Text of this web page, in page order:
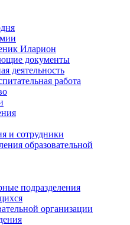
Иларион
документы
деятельность
работа
и сотрудники
образовательной
подразделения
организации